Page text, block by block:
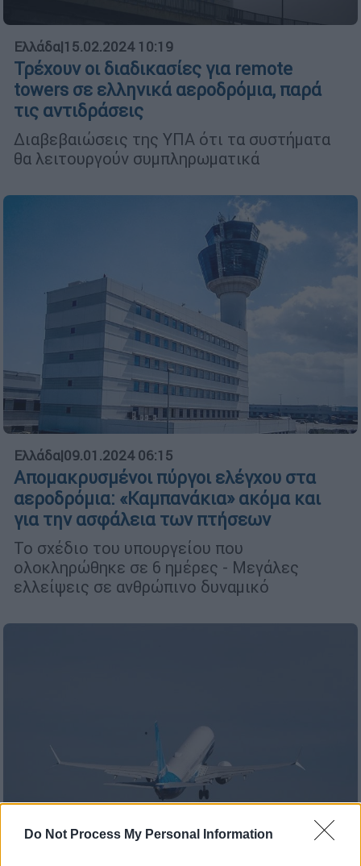
Do Not Process My Personal Information
Ελλάδα|15.02.2024 10:19
Τρέχουν οι διαδικασίες για remote
towers σε ελληνικά αεροδρόμια, παρά
τις αντιδράσεις
Διαβεβαιώσεις της ΥΠΑ ότι τα συστήματα
θα λειτουργούν συμπληρωματικά
Ελλάδα|09.01.2024 06:15
Απομακρυσμένοι πύργοι ελέγχου στα
αεροδρόμια: «Καμπανάκια» ακόμα και
για την ασφάλεια των πτήσεων
Το σχέδιο του υπουργείου που
ολοκληρώθηκε σε 6 ημέρες - Μεγάλες
ελλείψεις σε ανθρώπινο δυναμικό